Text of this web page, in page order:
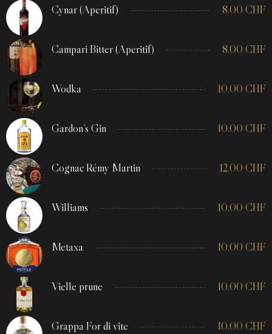
Cynar (Aperitif) 8.00 CHF
Campari Bitter (Aperitif) 8.00 CHF
Wodka 10.00 CHF
Gardon’s Gin 10.00 CHF
Cognac Rémy Martin 12.00 CHF
Williams 10.00 CHF
Metaxa 10.00 CHF
Vielle prune 10.00 CHF
Grappa For di vite 10.00 CHF